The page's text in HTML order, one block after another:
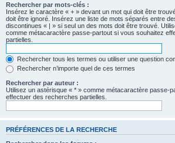
Rechercher par mots-clés :
Insérez le caractère « + » devant un mot qui doit être
doit être ignoré. Insérez une liste de mots séparés entre
discontinues « | » si seul un des mots doit être trouvé.
comme métacaractère passe-partout si vous souhaitez
partielles.
Rechercher tous les termes ou utiliser une question
Rechercher n’importe quel de ces termes
Rechercher par auteur :
Utilisez un astérisque « * » comme métacaractère passe-
effectuer des recherches partielles.
PRÉFÉRENCES DE LA RECHERCHE